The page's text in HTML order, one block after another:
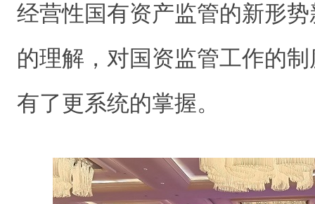
经营性国有资产监管的新形
的理解，对国资监管工作的
有了更系统的掌握。